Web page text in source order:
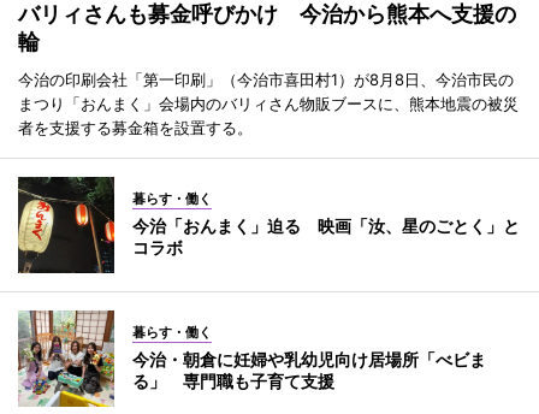
バリィさんも募金呼びかけ 今治から熊本へ支援の
輪
今治の印刷会社「第一印刷」（今治市喜田村1）が8月8日、今治市民の
まつり「おんまく」会場内のバリィさん物販ブースに、熊本地震の被災
者を支援する募金箱を設置する。
暮らす・働く
今治「おんまく」迫る 映画「汝、星のごとく」と
コラボ
暮らす・働く
今治・朝倉に妊婦や乳幼児向け居場所「べビま
る」 専門職も子育て支援